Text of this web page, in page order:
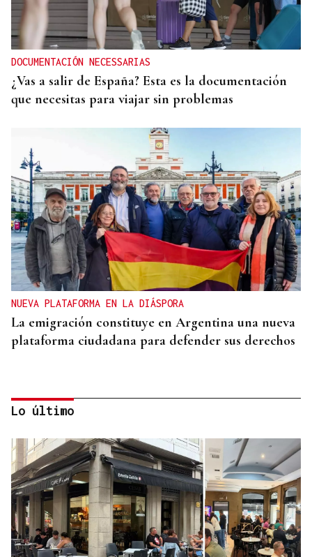
DOCUMENTACIÓN NECESSARIAS
¿Vas a salir de España? Esta es la documentación
que necesitas para viajar sin problemas
NUEVA PLATAFORMA EN LA DIÁSPORA
La emigración constituye en Argentina una nueva
plataforma ciudadana para defender sus derechos
GIRA
Lo último